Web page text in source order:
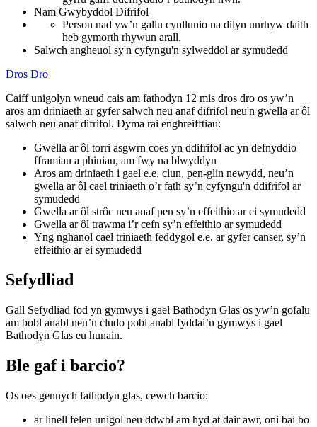
Nam Gwybyddol Difrifol
Person nad yw’n gallu cynllunio na dilyn unrhyw daith
heb gymorth rhywun arall.
Salwch angheuol sy'n cyfyngu'n sylweddol ar symudedd
Dros Dro
Caiff unigolyn wneud cais am fathodyn 12 mis dros dro os yw’n
aros am driniaeth ar gyfer salwch neu anaf difrifol neu'n gwella ar ôl
salwch neu anaf difrifol. Dyma rai enghreifftiau:
Gwella ar ôl torri asgwrn coes yn ddifrifol ac yn defnyddio
fframiau a phiniau, am fwy na blwyddyn
Aros am driniaeth i gael e.e. clun, pen-glin newydd, neu’n
gwella ar ôl cael triniaeth o’r fath sy’n cyfyngu'n ddifrifol ar
symudedd
Gwella ar ôl strôc neu anaf pen sy’n effeithio ar ei symudedd
Gwella ar ôl trawma i’r cefn sy’n effeithio ar symudedd
Yng nghanol cael triniaeth feddygol e.e. ar gyfer canser, sy’n
effeithio ar ei symudedd
Sefydliad
Gall Sefydliad fod yn gymwys i gael Bathodyn Glas os yw’n gofalu
am bobl anabl neu’n cludo pobl anabl fyddai’n gymwys i gael
Bathodyn Glas eu hunain.
Ble gaf i barcio?
Os oes gennych fathodyn glas, cewch barcio:
ar linell felen unigol neu ddwbl am hyd at dair awr, oni bai bo